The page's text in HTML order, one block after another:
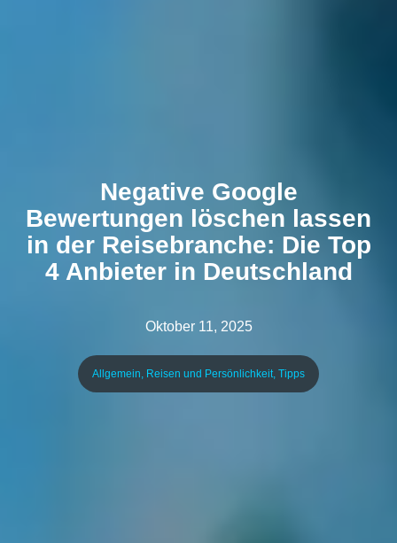
Negative Google
Bewertungen löschen lassen
in der Reisebranche: Die Top
4 Anbieter in Deutschland
Oktober 11, 2025
Allgemein, Reisen und Persönlichkeit, Tipps